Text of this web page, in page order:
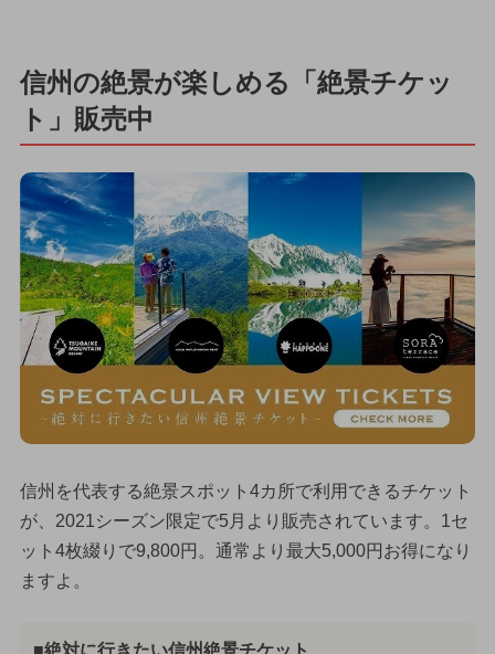
信州の絶景が楽しめる「絶景チケッ
ト」販売中
信州を代表する絶景スポット4カ所で利用できるチケット
が、2021シーズン限定で5月より販売されています。1セ
ット4枚綴りで9,800円。通常より最大5,000円お得になり
ますよ。
■絶対に行きたい信州絶景チケット